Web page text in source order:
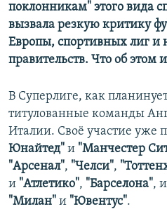
поклонникам" этого вида
вызвала резкую критику
Европы, спортивных лиг и
правительств. Что об этом
В Суперлиге, как
титулованные команды
Италии. Своё участие уже
Юнайтед" и "Манчестер
"Арсенал", "Челси",
и "Атлетико", "Барселона",
"Милан" и "Ювентус".